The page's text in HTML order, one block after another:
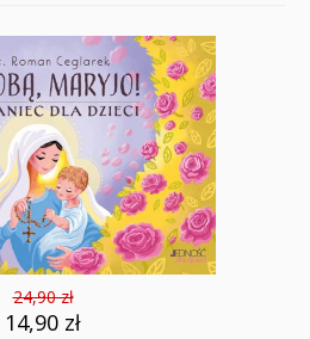
24,90 zł
14,90 zł